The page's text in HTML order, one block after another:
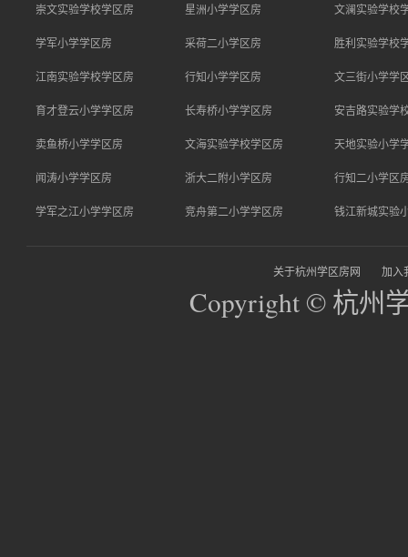
崇文实验学校学区房 星洲小学学区房 文澜实验学校
学军小学学区房 采荷二小学区房 胜利实验学校
江南实验学校学区房 行知小学学区房 文三街小学学
育才登云小学学区房 长寿桥小学学区房 安吉路实验学
卖鱼桥小学学区房 文海实验学校学区房 天地实验小学
闻涛小学学区房 浙大二附小学区房 行知二小学区
学军之江小学学区房 竞舟第二小学学区房 钱江新城实验
关于杭州学区房网 加入
Copyright © 杭州